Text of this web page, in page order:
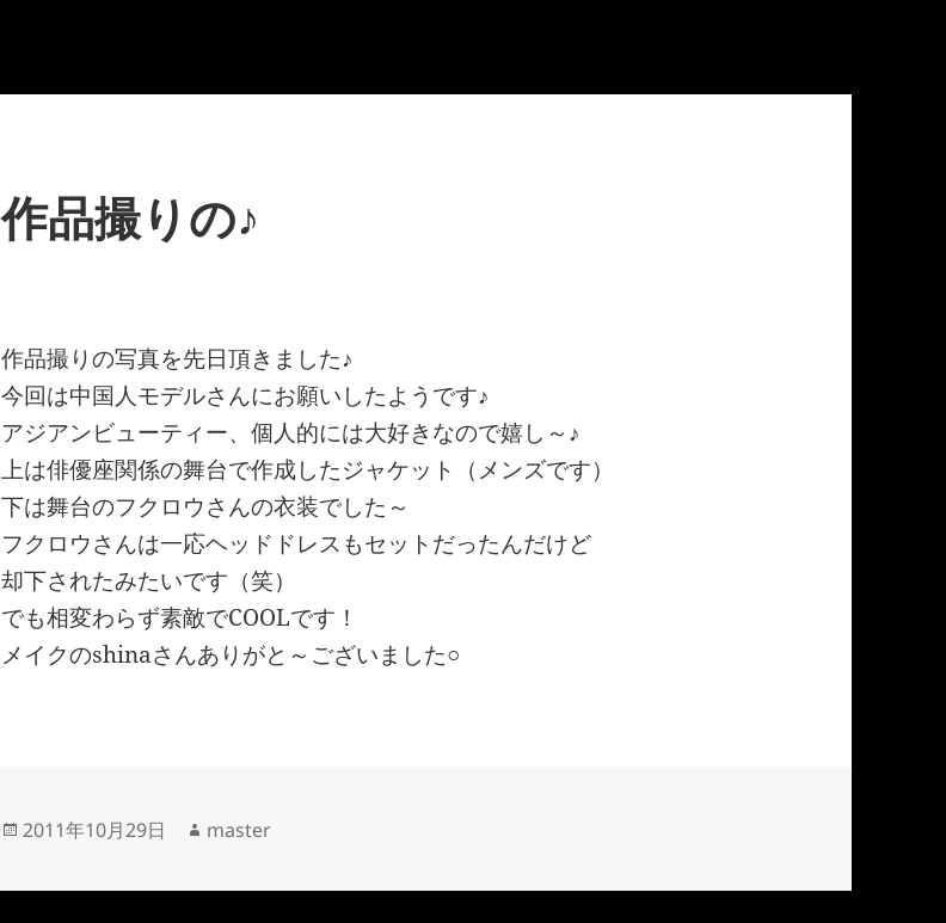
作品撮りの♪
作品撮りの写真を先日頂きました♪
今回は中国人モデルさんにお願いしたようです♪
アジアンビューティー、個人的には大好きなので嬉し～♪
上は俳優座関係の舞台で作成したジャケット（メンズです）
下は舞台のフクロウさんの衣装でした～
フクロウさんは一応ヘッドドレスもセットだったんだけど
却下されたみたいです（笑）
でも相変わらず素敵でCOOLです！
メイクのshinaさんありがと～ございました○
投
日:
2011年10月29日
作
者
master